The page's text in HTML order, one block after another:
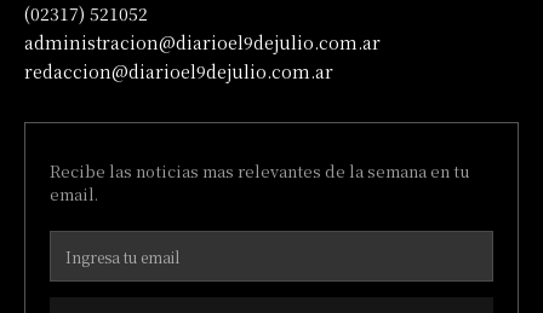
(02317) 521052
administracion@diarioel9dejulio.com.ar
redaccion@diarioel9dejulio.com.ar
Recibe las noticias mas relevantes de la semana en tu
email.